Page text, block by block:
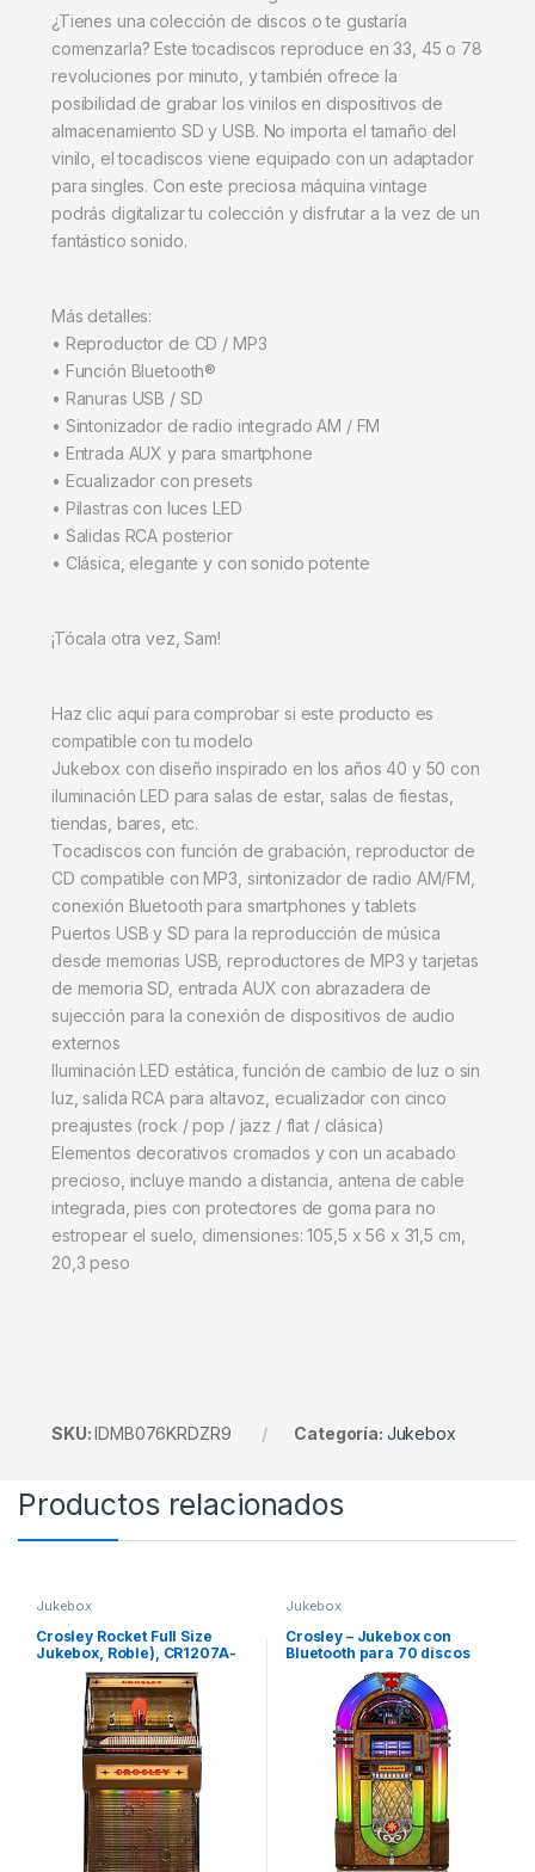
¿Tienes una colección de discos o te gustaría
comenzarla? Este tocadiscos reproduce en 33, 45 o 78
revoluciones por minuto, y también ofrece la
posibilidad de grabar los vinilos en dispositivos de
almacenamiento SD y USB. No importa el tamaño del
vinilo, el tocadiscos viene equipado con un adaptador
para singles. Con este preciosa máquina vintage
podrás digitalizar tu colección y disfrutar a la vez de un
fantástico sonido.
Más detalles:
• Reproductor de CD / MP3
• Función Bluetooth®
• Ranuras USB / SD
• Sintonizador de radio integrado AM / FM
• Entrada AUX y para smartphone
• Ecualizador con presets
• Pilastras con luces LED
• Salidas RCA posterior
• Clásica, elegante y con sonido potente
¡Tócala otra vez, Sam!
Haz clic aquí para comprobar si este producto es
compatible con tu modelo
Jukebox con diseño inspirado en los años 40 y 50 con
iluminación LED para salas de estar, salas de fiestas,
tiendas, bares, etc.
Tocadiscos con función de grabación, reproductor de
CD compatible con MP3, sintonizador de radio AM/FM,
conexión Bluetooth para smartphones y tablets
Puertos USB y SD para la reproducción de música
desde memorias USB, reproductores de MP3 y tarjetas
de memoria SD, entrada AUX con abrazadera de
sujección para la conexión de dispositivos de audio
externos
Iluminación LED estática, función de cambio de luz o sin
luz, salida RCA para altavoz, ecualizador con cinco
preajustes (rock / pop / jazz / flat / clásica)
Elementos decorativos cromados y con un acabado
precioso, incluye mando a distancia, antena de cable
integrada, pies con protectores de goma para no
estropear el suelo, dimensiones: 105,5 x 56 x 31,5 cm,
20,3 peso
SKU:IDMB076KRDZR9 Categoría: Jukebox
Productos relacionados
Jukebox
Crosley Rocket Full Size
Jukebox, Roble), CR1207A-
Jukebox
Crosley – Jukebox con
Bluetooth para 70 discos
vinilo 45 RPM